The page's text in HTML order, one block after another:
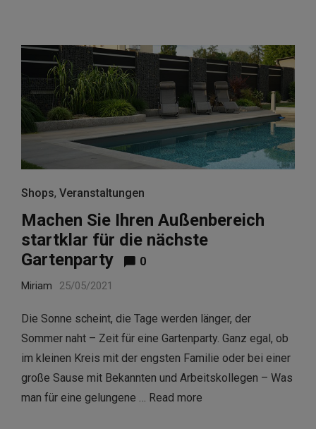
Shops, Veranstaltungen
Machen Sie Ihren Außenbereich
startklar für die nächste
Gartenparty
0
Miriam 25/05/2021
Die Sonne scheint, die Tage werden länger, der
Sommer naht – Zeit für eine Gartenparty. Ganz egal, ob
im kleinen Kreis mit der engsten Familie oder bei einer
große Sause mit Bekannten und Arbeitskollegen – Was
man für eine gelungene … Read more